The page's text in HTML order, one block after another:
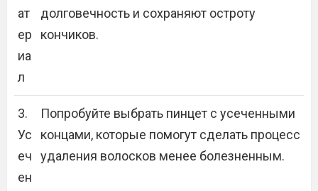
ат
ер
иа
л
долговечность и сохраняют остроту
кончиков.
3.
Ус
еч
ен
Попробуйте выбрать пинцет с усеченными
концами, которые помогут сделать процесс
удаления волосков менее болезненным.